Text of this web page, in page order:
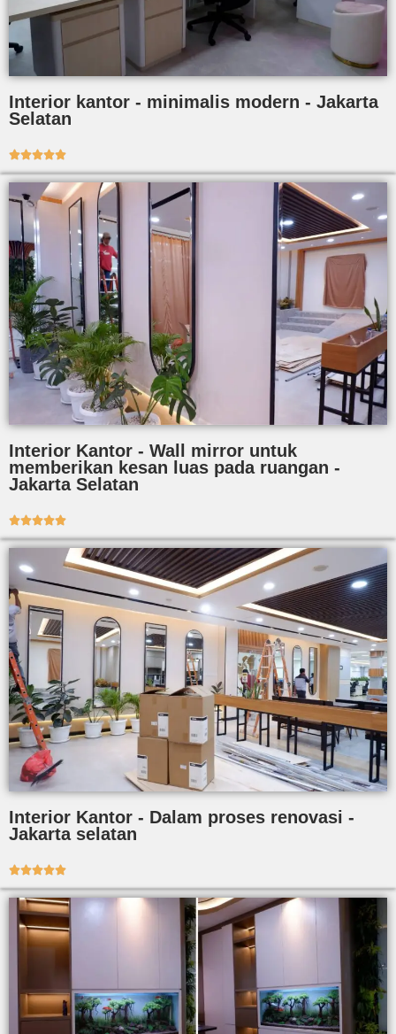
Interior kantor - minimalis modern - Jakarta
Selatan

Interior Kantor - Wall mirror untuk
memberikan kesan luas pada ruangan -
Jakarta Selatan

Interior Kantor - Dalam proses renovasi -
Jakarta selatan
